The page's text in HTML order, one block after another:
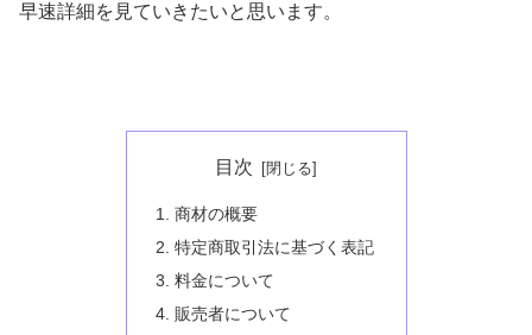
早速詳細を見ていきたいと思います。
目次
商材の概要
特定商取引法に基づく表記
料金について
販売者について